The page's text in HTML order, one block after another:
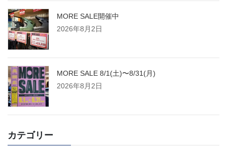
MORE SALE開催中
2026年8月2日
MORE SALE 8/1(土)〜8/31(月)
2026年8月2日
カテゴリー